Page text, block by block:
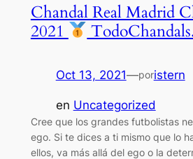
Chandal Real Madrid
2021
Oct 13, 2021—poristern
en Uncategorized
Cree que los grandes futbolistas
ego. Si te dices a ti mismo que lo
ellos, va más allá del ego o la